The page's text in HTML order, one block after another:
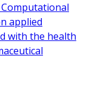
applied
with the health